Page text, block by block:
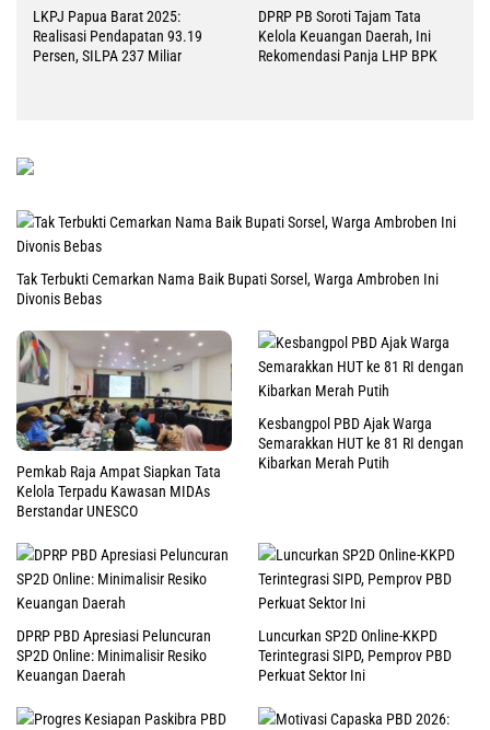
LKPJ Papua Barat 2025:
Realisasi Pendapatan 93.19
Persen, SILPA 237 Miliar
DPRP PB Soroti Tajam Tata
Kelola Keuangan Daerah, Ini
Rekomendasi Panja LHP BPK
Tak Terbukti Cemarkan Nama Baik Bupati Sorsel, Warga Ambroben Ini
Divonis Bebas
Pemkab Raja Ampat Siapkan Tata
Kelola Terpadu Kawasan MIDAs
Berstandar UNESCO
Kesbangpol PBD Ajak Warga
Semarakkan HUT ke 81 RI dengan
Kibarkan Merah Putih
DPRP PBD Apresiasi Peluncuran
SP2D Online: Minimalisir Resiko
Keuangan Daerah
Luncurkan SP2D Online-KKPD
Terintegrasi SIPD, Pemprov PBD
Perkuat Sektor Ini